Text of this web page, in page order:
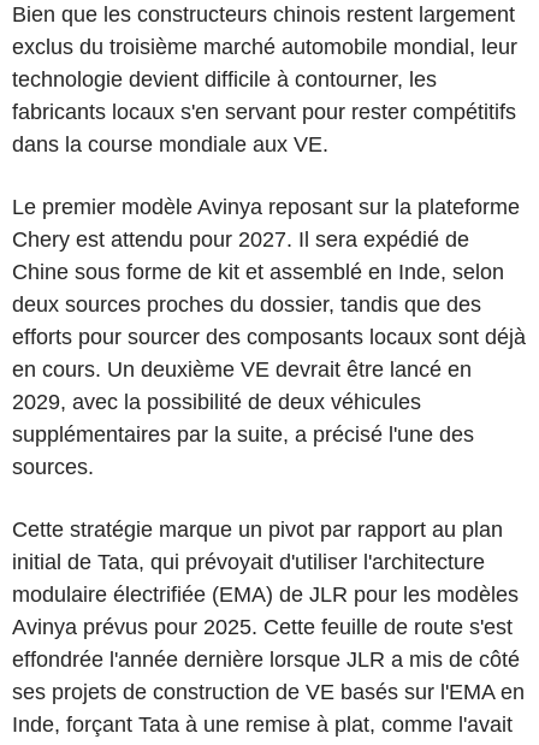
Bien que les constructeurs chinois restent largement
exclus du troisième marché automobile mondial, leur
technologie devient difficile à contourner, les
fabricants locaux s'en servant pour rester compétitifs
dans la course mondiale aux VE.
Le premier modèle Avinya reposant sur la plateforme
Chery est attendu pour 2027. Il sera expédié de
Chine sous forme de kit et assemblé en Inde, selon
deux sources proches du dossier, tandis que des
efforts pour sourcer des composants locaux sont déjà
en cours. Un deuxième VE devrait être lancé en
2029, avec la possibilité de deux véhicules
supplémentaires par la suite, a précisé l'une des
sources.
Cette stratégie marque un pivot par rapport au plan
initial de Tata, qui prévoyait d'utiliser l'architecture
modulaire électrifiée (EMA) de JLR pour les modèles
Avinya prévus pour 2025. Cette feuille de route s'est
effondrée l'année dernière lorsque JLR a mis de côté
ses projets de construction de VE basés sur l'EMA en
Inde, forçant Tata à une remise à plat, comme l'avait